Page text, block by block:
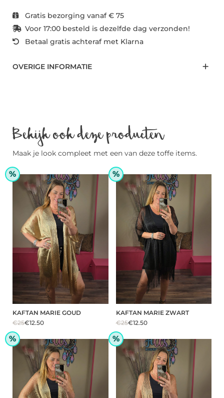
Gratis bezorging vanaf € 75
Voor 17:00 besteld is dezelfde dag verzonden!
Betaal gratis achteraf met Klarna
OVERIGE INFORMATIE
Bekijk ook deze producten
Maak je look compleet met een van deze toffe items.
%
KAFTAN MARIE GOUD
€25€12.50
%
KAFTAN MARIE ZWART
€25€12.50
% %